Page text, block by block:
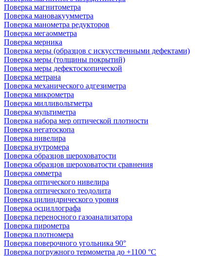
Поверка магнитометра
Поверка мановакуумметра
Поверка манометра редукторов
Поверка мегаомметра
Поверка мерника
Поверка меры (образцов с искусственными дефектами)
Поверка меры (толщины покрытий)
Поверка меры дефектоскопической
Поверка метрана
Поверка механического адгезиметра
Поверка микрометра
Поверка милливольтметра
Поверка мультиметра
Поверка набора мер оптической плотности
Поверка негатоскопа
Поверка нивелира
Поверка нутромера
Поверка образцов шероховатости
Поверка образцов шероховатости сравнения
Поверка омметра
Поверка оптического нивелира
Поверка оптического теодолита
Поверка цилиндрического уровня
Поверка осциллографа
Поверка переносного газоанализатора
Поверка пирометра
Поверка плотномера
Поверка поверочного угольника 90°
Поверка погружного термометра до +1100 °С